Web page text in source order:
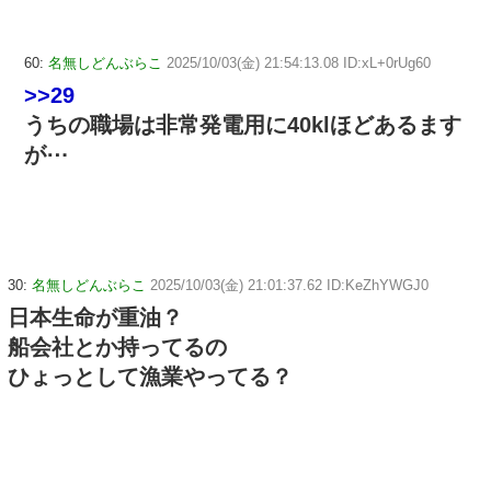
60: 名無しどんぶらこ 2025/10/03(金) 21:54:13.08 ID:xL+0rUg60
>>29
うちの職場は非常発電用に40klほどあるます
が⋯
30: 名無しどんぶらこ 2025/10/03(金) 21:01:37.62 ID:KeZhYWGJ0
日本生命が重油？
船会社とか持ってるの
ひょっとして漁業やってる？